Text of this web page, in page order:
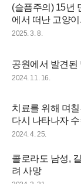
(슬픔주의) 15년
에서 떠난 고양이
2025. 3. 8.
공원에서 발견된
2024. 11. 16.
치료를 위해 며
다시 나타나자
은...?!
2024. 4. 25.
콜로라도 남성,
려 사망